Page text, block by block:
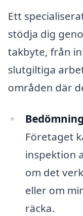
Ett
stödja dig
takbyte, från
slutgiltiga
områden där
Företaget
inspektion
om det
eller om
räcka.